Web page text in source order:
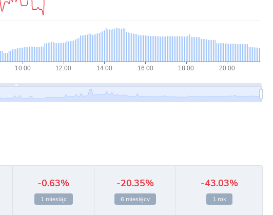
-0.63%
1 miesiąc
-20.35%
6 miesięcy
-43.03%
1 rok